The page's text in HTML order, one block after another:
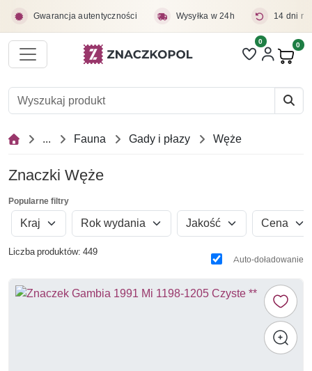
Gwarancja autentyczności Wysyłka w 24h 14 dni
Liczba pozycji
0 0
... Fauna Gady i płazy Węże
Znaczki Węże
Popularne filtry
Kraj Rok wydania Jakość Cena
Liczba produktów: 449
Auto-doładowanie